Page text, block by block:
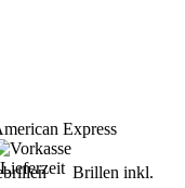
Brillen inkl.